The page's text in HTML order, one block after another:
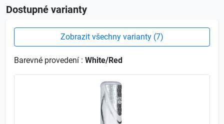
Dostupné varianty
Zobrazit všechny varianty (7)
Barevné provedení : White/Red